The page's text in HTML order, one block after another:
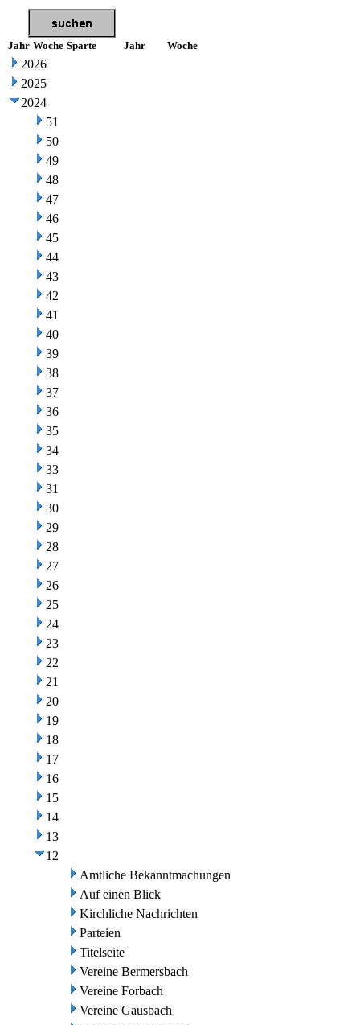
Jahr Woche Sparte Jahr Woche
2026
2025
2024
51
50
49
48
47
46
45
44
43
42
41
40
39
38
37
36
35
34
33
31
30
29
28
27
26
25
24
23
22
21
20
19
18
17
16
15
14
13
12
Amtliche Bekanntmachungen
Auf einen Blick
Kirchliche Nachrichten
Parteien
Titelseite
Vereine Bermersbach
Vereine Forbach
Vereine Gausbach